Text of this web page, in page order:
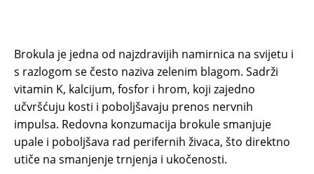
Brokula je jedna od najzdravijih namirnica na svijetu i
s razlogom se često naziva zelenim blagom. Sadrži
vitamin K, kalcijum, fosfor i hrom, koji zajedno
učvršćuju kosti i poboljšavaju prenos nervnih
impulsa. Redovna konzumacija brokule smanjuje
upale i poboljšava rad perifernih živaca, što direktno
utiče na smanjenje trnjenja i ukočenosti.